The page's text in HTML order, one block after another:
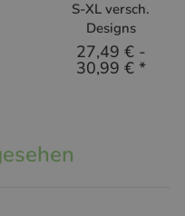
S-XL versch.
Designs
27,49 €-
30,99 € *